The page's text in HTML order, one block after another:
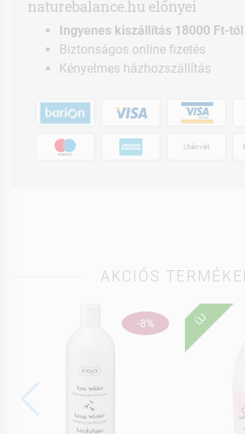
naturebalance.hu előnyei
Ingyenes kiszállítás 18000 Ft-
Biztonságos online fizetés
Kényelmes házhozszállítás
Utánvét
AKCIÓS
-8% ÚJ